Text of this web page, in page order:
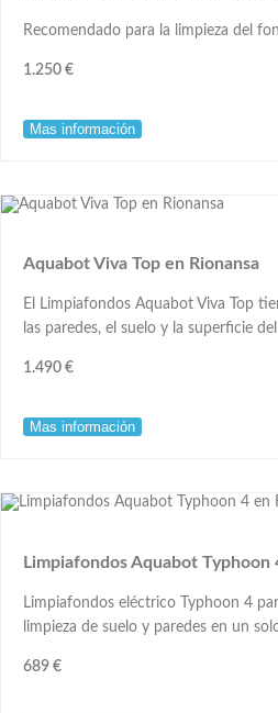
Recomendado para la limpieza del
1.250 €
Mas información
Aquabot Viva Top en Rionansa
El Limpiafondos Aquabot Viva Top
las paredes, el suelo y la superficie
1.490 €
Mas información
Limpiafondos Aquabot Typhoon
Limpiafondos eléctrico Typhoon 4
limpieza de suelo y paredes en un
689 €